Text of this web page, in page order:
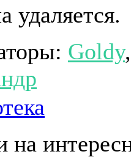
удаляется.
Goldy,
на